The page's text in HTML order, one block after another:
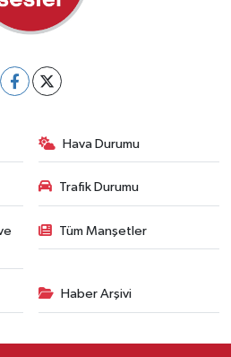
Hava Durumu
Trafik Durumu
Tüm Manşetler
Haber Arşivi